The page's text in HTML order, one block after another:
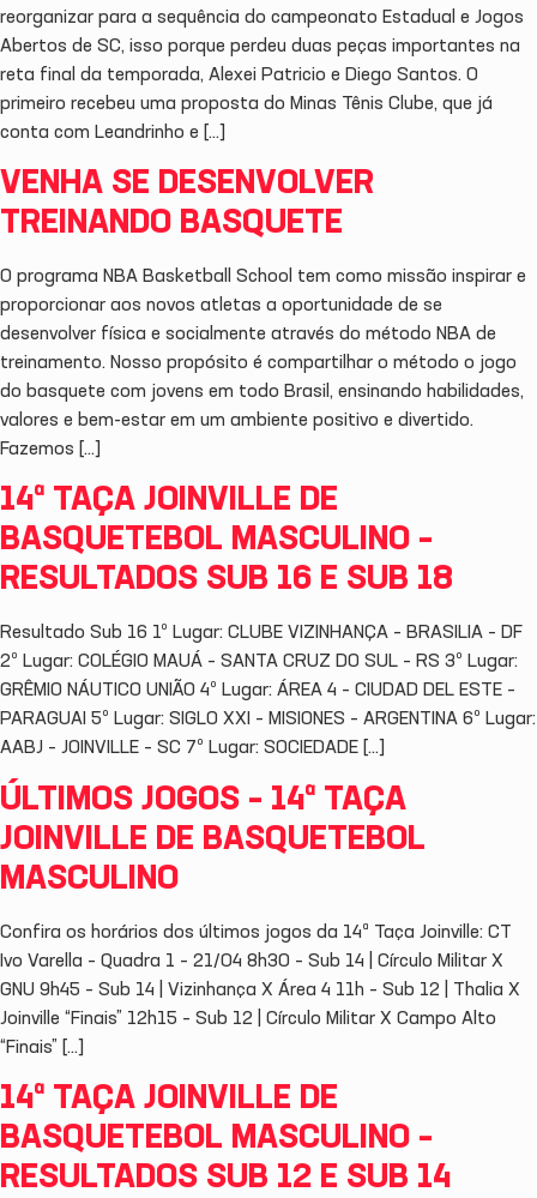
reorganizar para a sequência do campeonato Estadual e Jogos
Abertos de SC, isso porque perdeu duas peças importantes na
reta final da temporada, Alexei Patricio e Diego Santos. O
primeiro recebeu uma proposta do Minas Tênis Clube, que já
conta com Leandrinho e […]
VENHA SE DESENVOLVER
TREINANDO BASQUETE
O programa NBA Basketball School tem como missão inspirar e
proporcionar aos novos atletas a oportunidade de se
desenvolver física e socialmente através do método NBA de
treinamento. Nosso propósito é compartilhar o método o jogo
do basquete com jovens em todo Brasil, ensinando habilidades,
valores e bem-estar em um ambiente positivo e divertido.
Fazemos […]
14ª TAÇA JOINVILLE DE
BASQUETEBOL MASCULINO –
RESULTADOS SUB 16 E SUB 18
Resultado Sub 16 1º Lugar: CLUBE VIZINHANÇA – BRASILIA – DF
2º Lugar: COLÉGIO MAUÁ – SANTA CRUZ DO SUL – RS 3º Lugar:
GRÊMIO NÁUTICO UNIÃO 4º Lugar: ÁREA 4 – CIUDAD DEL ESTE –
PARAGUAI 5º Lugar: SIGLO XXI – MISIONES – ARGENTINA 6º Lugar:
AABJ – JOINVILLE – SC 7º Lugar: SOCIEDADE […]
ÚLTIMOS JOGOS – 14ª TAÇA
JOINVILLE DE BASQUETEBOL
MASCULINO
Confira os horários dos últimos jogos da 14ª Taça Joinville: CT
Ivo Varella – Quadra 1 – 21/04 8h30 – Sub 14 | Círculo Militar X
GNU 9h45 – Sub 14 | Vizinhança X Área 4 11h – Sub 12 | Thalia X
Joinville “Finais” 12h15 – Sub 12 | Círculo Militar X Campo Alto
“Finais” […]
14ª TAÇA JOINVILLE DE
BASQUETEBOL MASCULINO –
RESULTADOS SUB 12 E SUB 14